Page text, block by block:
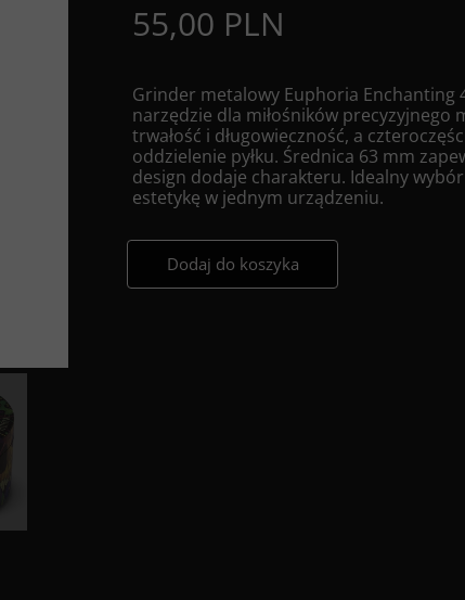
Dodaj do koszyka
Grinder metalowy Euphoria Enchanting
narzędzie dla miłośników precyzyjnego
trwałość i długowieczność, a
oddzielenie pyłku. Średnica 63 mm
design dodaje charakteru. Idealny
estetykę w jednym urządzeniu.
55,00 PLN